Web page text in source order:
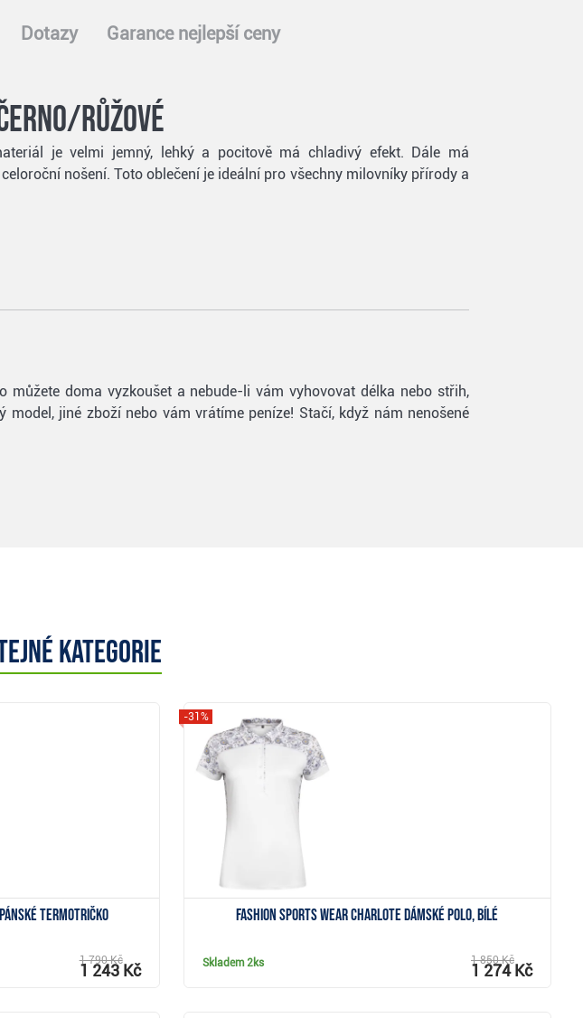
Dotazy Garance nejlepší ceny
růžové
je velmi jemný, lehký a pocitově má chladivý efekt. Dále má
nošení. Toto oblečení je ideální pro všechny milovníky přírody a
doma vyzkoušet a nebude-li vám vyhovovat délka nebo střih,
jiné zboží nebo vám vrátíme peníze! Stačí, když nám nenošené
kategorie
pánské termotričko
1 790 Kč
1 243 Kč
Fashion Sports Wear Charlote dámské polo, bílé
-31%
Skladem2ks 1 850 Kč
1 274 Kč